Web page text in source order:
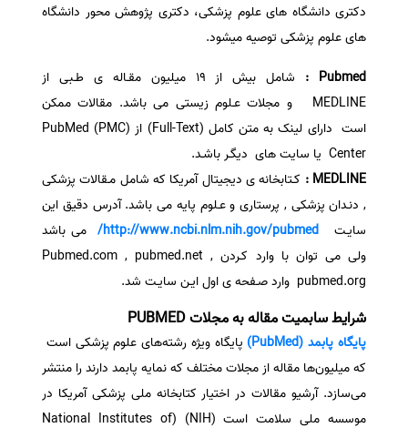
دکتری دانشگاه های علوم پزشکی، دکتری پژوهش محور دانشگاه
های علوم پزشکی توصیه میشود.
Pubmed :
شامل بیش از 19 میلیون مقـاله ی طـبی از
MEDLINE و مجلات عـلوم زیستی می باشد. مقالات ممکن
است دارای لینک به متن کامل (Full-Text) از (PMC) PubMed
Center یا سایت های دیگـر باشـد.
MEDLINE :
کـتابخانه ی دیجیتال آمریکا که شامل مـقالات پزشکی
, دنـدان پزشکی , پرستاری و عـلوم پایه می باشد. آدرس دقیق این
سایـتhttp://www.ncbi.nlm.nih.gov/pubmed/
می باشد
ولی می توان با وارد کـردن Pubmed.com , pubmed.net ,
pubmed.org وارد صـفحه ی اول ایـن سایـت شد.
شرایط سابمیت مقاله به مجلات PUBMED
پایگاه پابمد (PubMed)
پایگاه ویژه رشته‌های علوم پزشکی است
که میلیون‌ها مقاله از مجلات مختلف که نمایه پابمد دارند را منتشر
می‌سازد. آرشیو مقالات در اختیار کتابخانه ملی پزشکی آمریکا در
موسسه ملی سلامت است (NIH) (National Institutes of